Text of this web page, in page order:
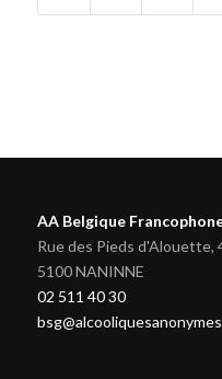
AA Belgique
Rue des Pieds d'Alouette,
5100 NANINNE
02 511 40 30